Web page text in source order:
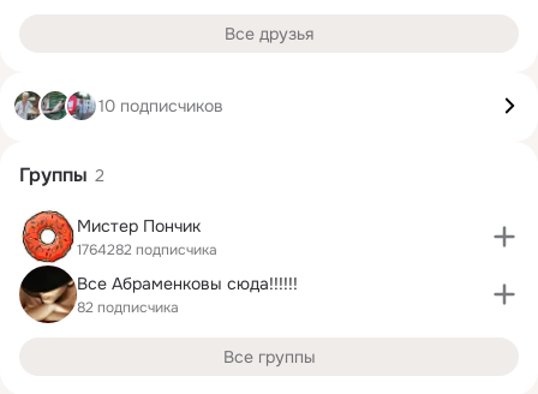
Все друзья
10 подписчиков
Группы 2
Мистер Пончик
1764282 подписчика
Все Абраменковы сюда!!!!!!
82 подписчика
Все группы